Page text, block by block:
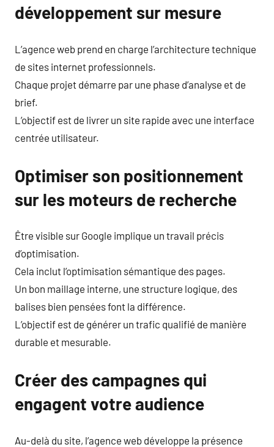
développement sur mesure
L’agence web prend en charge l’architecture technique
de sites internet professionnels.
Chaque projet démarre par une phase d’analyse et de
brief.
L’objectif est de livrer un site rapide avec une interface
centrée utilisateur.
Optimiser son positionnement
sur les moteurs de recherche
Être visible sur Google implique un travail précis
d’optimisation.
Cela inclut l’optimisation sémantique des pages.
Un bon maillage interne, une structure logique, des
balises bien pensées font la différence.
L’objectif est de générer un trafic qualifié de manière
durable et mesurable.
Créer des campagnes qui
engagent votre audience
Au-delà du site, l’agence web développe la présence